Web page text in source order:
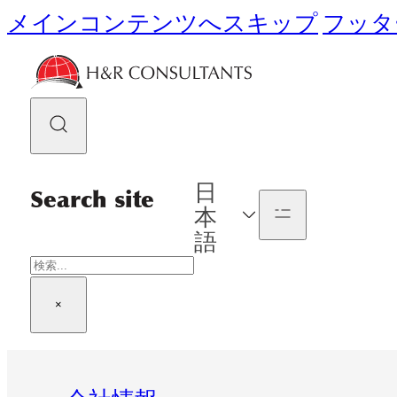
メインコンテンツへスキップ フッ
Search site
検
×
日
本
語